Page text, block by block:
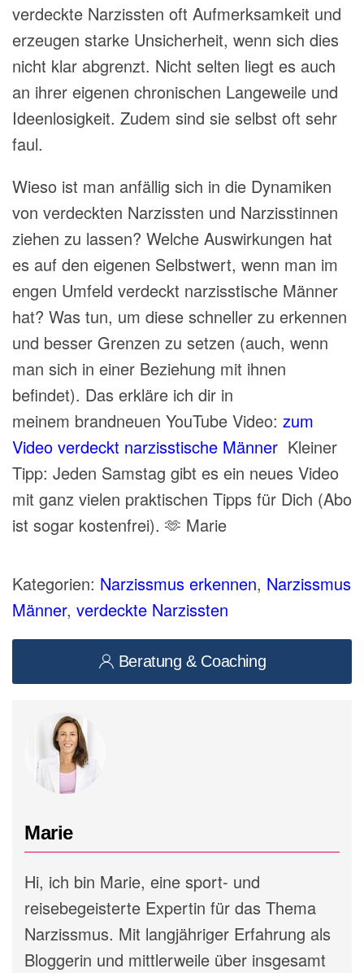
verdeckte Narzissten oft Aufmerksamkeit und
erzeugen starke Unsicherheit, wenn sich dies
nicht klar abgrenzt. Nicht selten liegt es auch
an ihrer eigenen chronischen Langeweile und
Ideenlosigkeit. Zudem sind sie selbst oft sehr
faul.
Wieso ist man anfällig sich in die Dynamiken
von verdeckten Narzissten und Narzisstinnen
ziehen zu lassen? Welche Auswirkungen hat
es auf den eigenen Selbstwert, wenn man im
engen Umfeld verdeckt narzisstische Männer
hat? Was tun, um diese schneller zu erkennen
und besser Grenzen zu setzen (auch, wenn
man sich in einer Beziehung mit ihnen
befindet). Das erkläre ich dir in
meinem brandneuen YouTube Video: zum
Video verdeckt narzisstische Männer Kleiner
Tipp: Jeden Samstag gibt es ein neues Video
mit ganz vielen praktischen Tipps für Dich (Abo
ist sogar kostenfrei). 🫶 Marie
Kategorien: Narzissmus erkennen, Narzissmus
Männer, verdeckte Narzissten
Beratung & Coaching
Marie
Hi, ich bin Marie, eine sport- und
reisebegeisterte Expertin für das Thema
Narzissmus. Mit langjähriger Erfahrung als
Bloggerin und mittlerweile über insgesamt